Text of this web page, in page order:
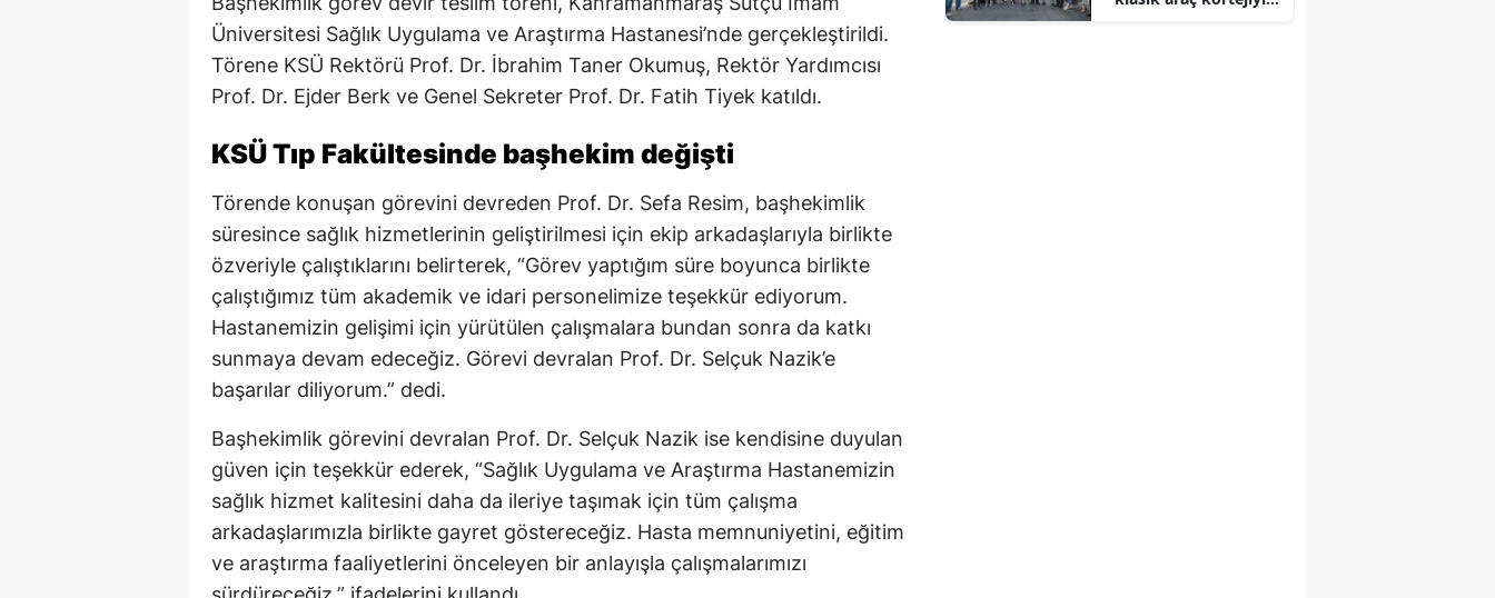
Edirne
Elazığ
Erzurum
Eskişehir
Gaziantep
Giresun
Gümüşhane
Hatay
Isparta
Mersin
İstanbul
Üniversitesi Sağlık Uygulama ve Araştırma Hastanesi’nde gerçekleştirildi.
Törene KSÜ Rektörü Prof. Dr. İbrahim Taner Okumuş, Rektör Yardımcısı
Prof. Dr. Ejder Berk ve Genel Sekreter Prof. Dr. Fatih Tiyek katıldı.
KSÜ Tıp Fakültesinde başhekim değişti
Törende konuşan görevini devreden Prof. Dr. Sefa Resim, başhekimlik
süresince sağlık hizmetlerinin geliştirilmesi için ekip arkadaşlarıyla birlikte
özveriyle çalıştıklarını belirterek, “Görev yaptığım süre boyunca birlikte
çalıştığımız tüm akademik ve idari personelimize teşekkür ediyorum.
Hastanemizin gelişimi için yürütülen çalışmalara bundan sonra da katkı
sunmaya devam edeceğiz. Görevi devralan Prof. Dr. Selçuk Nazik’e
başarılar diliyorum.” dedi.
Başhekimlik görevini devralan Prof. Dr. Selçuk Nazik ise kendisine duyulan
güven için teşekkür ederek, “Sağlık Uygulama ve Araştırma Hastanemizin
sağlık hizmet kalitesini daha da ileriye taşımak için tüm çalışma
arkadaşlarımızla birlikte gayret göstereceğiz. Hasta memnuniyetini, eğitim
ve araştırma faaliyetlerini önceleyen bir anlayışla çalışmalarımızı